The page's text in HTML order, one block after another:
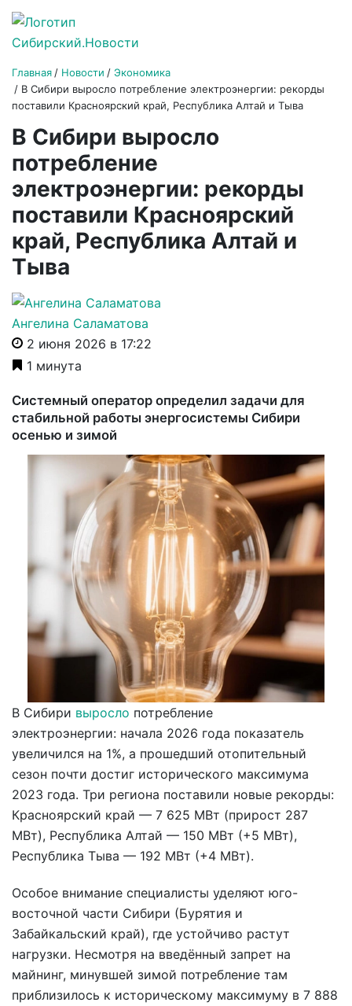
Главная Новости
Экономика
В Сибири выросло потребление электроэнергии: рекорды
поставили Красноярский край, Республика Алтай и Тыва
В Сибири выросло
потребление
электроэнергии: рекорды
поставили Красноярский
край, Республика Алтай и
Тыва
Ангелина Саламатова
2 июня 2026 в 17:22
1 минута
Системный оператор определил задачи для
стабильной работы энергосистемы Сибири
осенью и зимой
В Сибири выросло потребление
электроэнергии: начала 2026 года показатель
увеличился на 1%, а прошедший отопительный
сезон почти достиг исторического максимума
2023 года. Три региона поставили новые рекорды:
Красноярский край — 7 625 МВт (прирост 287
МВт), Республика Алтай — 150 МВт (+5 МВт),
Республика Тыва — 192 МВт (+4 МВт).
Особое внимание специалисты уделяют юго-
восточной части Сибири (Бурятия и
Забайкальский край), где устойчиво растут
нагрузки. Несмотря на введённый запрет на
майнинг, минувшей зимой потребление там
приблизилось к историческому максимуму в 7 888